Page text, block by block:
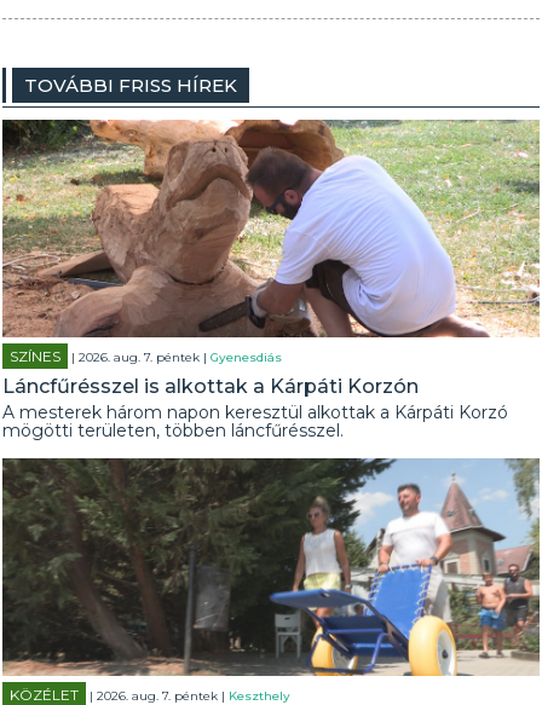
TOVÁBBI FRISS HÍREK
SZÍNES | 2026. aug. 7. péntek |Gyenesdiás
Láncfűrésszel is alkottak a Kárpáti Korzón
A mesterek három napon keresztül alkottak a Kárpáti Korzó
mögötti területen, többen láncfűrésszel.
KÖZÉLET | 2026. aug. 7. péntek | Keszthely